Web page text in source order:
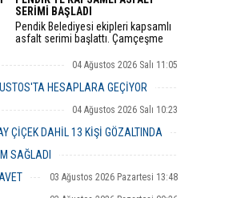
SERİMİ BAŞLADI
Pendik Belediyesi ekipleri kapsamlı
asfalt serimi başlattı. Çamçeşme
ekipler, caddenin Kemalpaşa ile Misakı
Milli Caddeleri arasında kalan yaklaşık
400 metrelik bölümü ile caddeye bağlı
04 Ağustos 2026 Salı 11:05
HESAPLARA GEÇİYOR
04 Ağustos 2026 Salı 10:43
04 Ağustos 2026 Salı 10:23
ÇİÇEK DAHİL 13 KİŞİ GÖZALTINDA
SAĞLADI
03 Ağustos 2026 Pazartesi 16:31
03 Ağustos 2026 Pazartesi 13:48